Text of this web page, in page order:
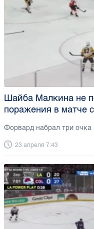
Шайба Малкина не
поражения в матче
Форвард набрал три
23 апреля 7:43